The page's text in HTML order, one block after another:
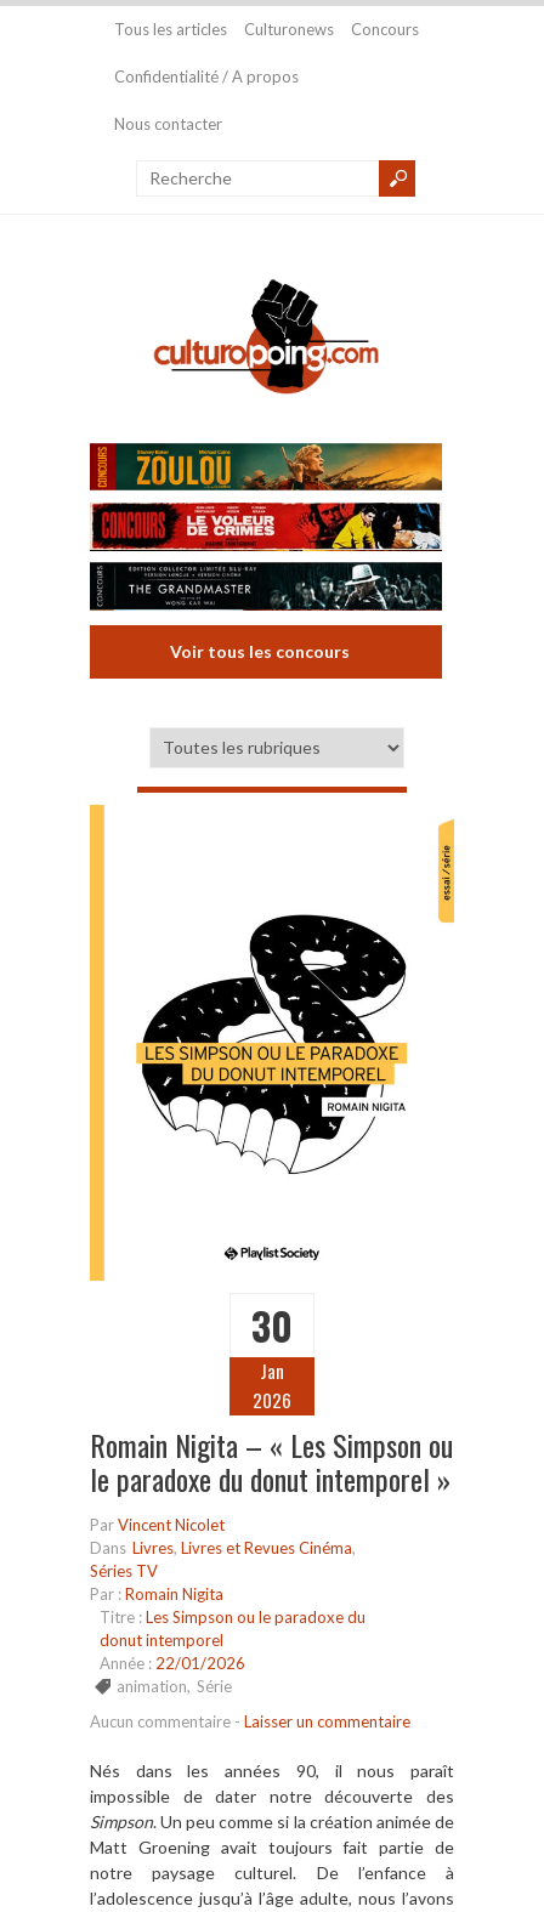
Tous les articles Culturonews Concours
Confidentialité / A propos
Nous contacter
Voir tous les concours
30
Jan
2026
Romain Nigita – « Les Simpson ou
le paradoxe du donut intemporel »
ParVincent Nicolet
Dans Livres, Livres et Revues Cinéma,
Séries TV
Par :Romain Nigita
Titre :Les Simpson ou le paradoxe du
donut intemporel
Année : 22/01/2026
animation, Série
Aucun commentaire - Laisser un commentaire
Nés dans les années 90, il nous paraît
impossible de dater notre découverte des
Simpson. Un peu comme si la création animée de
Matt Groening avait toujours fait partie de
notre paysage culturel. De l’enfance à
l’adolescence jusqu’à l’âge adulte, nous l’avons